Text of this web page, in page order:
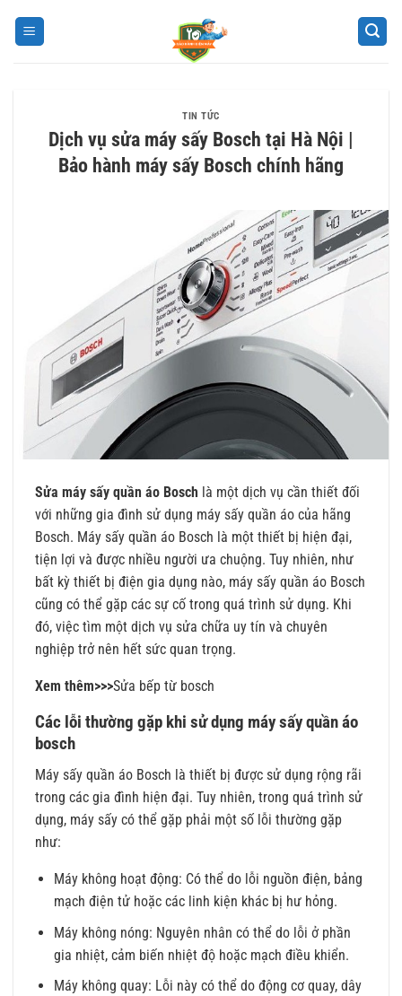
TIN TỨC
Dịch vụ sửa máy sấy Bosch tại Hà Nội |
Bảo hành máy sấy Bosch chính hãng
Sửa máy sấy quần áo Bosch là một dịch vụ cần thiết đối
với những gia đình sử dụng máy sấy quần áo của hãng
Bosch. Máy sấy quần áo Bosch là một thiết bị hiện đại,
tiện lợi và được nhiều người ưa chuộng. Tuy nhiên, như
bất kỳ thiết bị điện gia dụng nào, máy sấy quần áo Bosch
cũng có thể gặp các sự cố trong quá trình sử dụng. Khi
đó, việc tìm một dịch vụ sửa chữa uy tín và chuyên
nghiệp trở nên hết sức quan trọng.
Xem thêm>>>Sửa bếp từ bosch
Các lỗi thường gặp khi sử dụng máy sấy quần áo
bosch
Máy sấy quần áo Bosch là thiết bị được sử dụng rộng rãi
trong các gia đình hiện đại. Tuy nhiên, trong quá trình sử
dụng, máy sấy có thể gặp phải một số lỗi thường gặp
như:
Máy không hoạt động: Có thể do lỗi nguồn điện, bảng
mạch điện tử hoặc các linh kiện khác bị hư hỏng.
Máy không nóng: Nguyên nhân có thể do lỗi ở phần
gia nhiệt, cảm biến nhiệt độ hoặc mạch điều khiển.
Máy không quay: Lỗi này có thể do động cơ quay, dây